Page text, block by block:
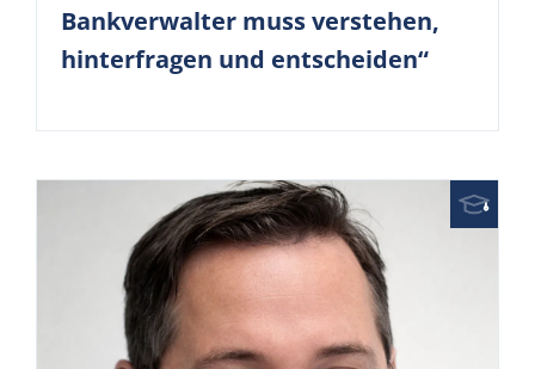
Bankverwalter muss verstehen,
hinterfragen und entscheiden“